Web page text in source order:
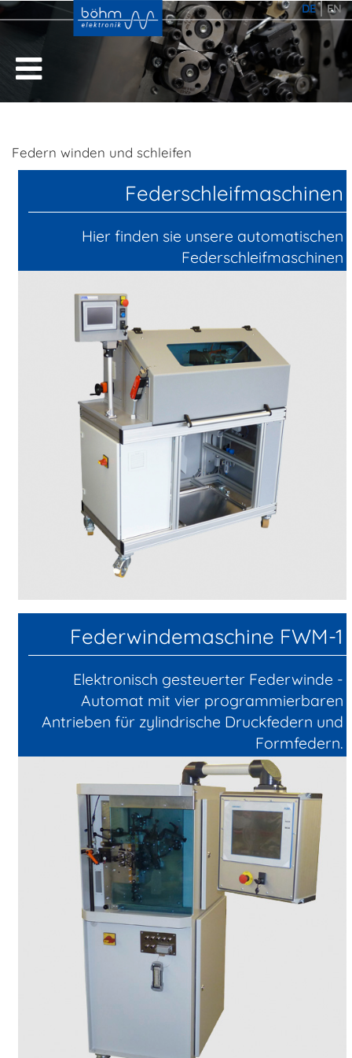
DE EN
Federn winden und schleifen
Federschleifmaschinen
Hier finden sie unsere automatischen
Federschleifmaschinen
Federwindemaschine FWM-1
Elektronisch gesteuerter Federwinde -
Automat mit vier programmierbaren
Antrieben für zylindrische Druckfedern und
Formfedern.